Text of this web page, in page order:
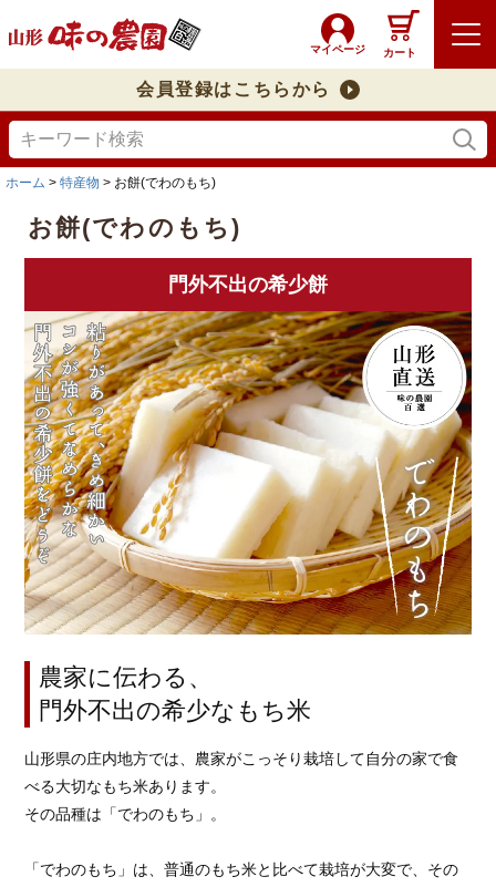
マイページ カート
会員登録はこちらから
ホーム 特産物 お餅(でわのもち)
お餅(でわのもち)
門外不出の希少餅
農家に伝わる、
門外不出の希少なもち米
山形県の庄内地方では、農家がこっそり栽培して自分の家で食
べる大切なもち米あります。
その品種は「でわのもち」。
「でわのもち」は、普通のもち米と比べて栽培が大変で、その